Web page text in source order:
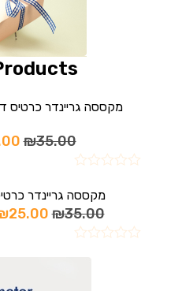
מקססה גריינדר כרטיס
₪35.00
מקססה גריינדר
₪35.00
25.00